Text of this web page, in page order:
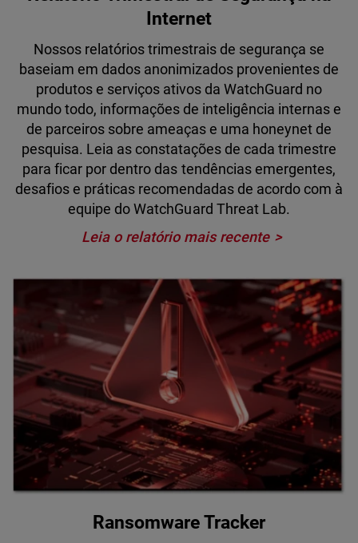
Internet
Nossos relatórios trimestrais de segurança se
baseiam em dados anonimizados provenientes de
produtos e serviços ativos da WatchGuard no
mundo todo, informações de inteligência internas e
de parceiros sobre ameaças e uma honeynet de
pesquisa. Leia as constatações de cada trimestre
para ficar por dentro das tendências emergentes,
desafios e práticas recomendadas de acordo com à
equipe do WatchGuard Threat Lab.
Leia o relatório mais recente
Ransomware Tracker